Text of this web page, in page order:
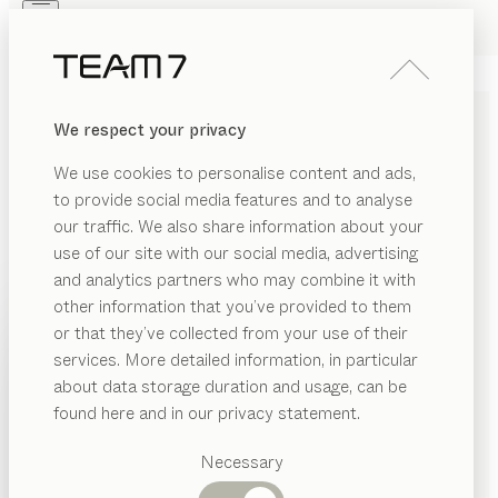
We respect your privacy
We use cookies to personalise content and ads,
to provide social media features and to analyse
our traffic. We also share information about your
use of our site with our social media, advertising
and analytics partners who may combine it with
other information that you’ve provided to them
or that they’ve collected from your use of their
services. More detailed information, in particular
about data storage duration and usage, can be
found here and in our privacy statement.
Necessary
PRODUITS
INSPIRATION
REVENDEUR
Catégories
suggérées
PRODUITS
INSPIRATION
QUI SOMMES-NOUS
REVENDEUR
CUISINEecht.zeit
chêne, céramique phedra
Sebastian Desch
Crée par Sebastian Desch, la cuisine echt.zeit est un
hommage aux vraies valeurs. Elle honore l’artisanat
traditionnel et les matériaux naturels, les ingrédients
frais et un art de la table qui valorise la préparation
d’une recette dès le marché. echt.zeit est une pièce
qui savoure le temps passé en famille et avec les amis.